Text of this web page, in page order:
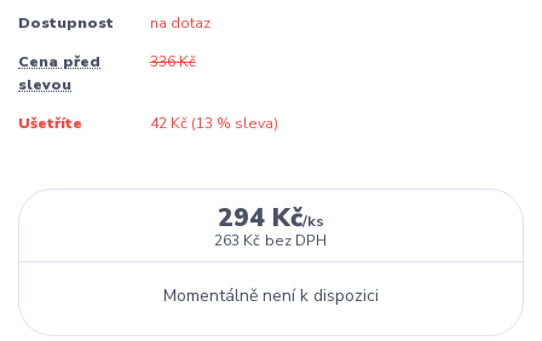
Dostupnost na dotaz
Cena před
slevou
336 Kč
Ušetříte 42 Kč (13 % sleva)
294 Kč/ks
263 Kč bez DPH
Momentálně není k dispozici